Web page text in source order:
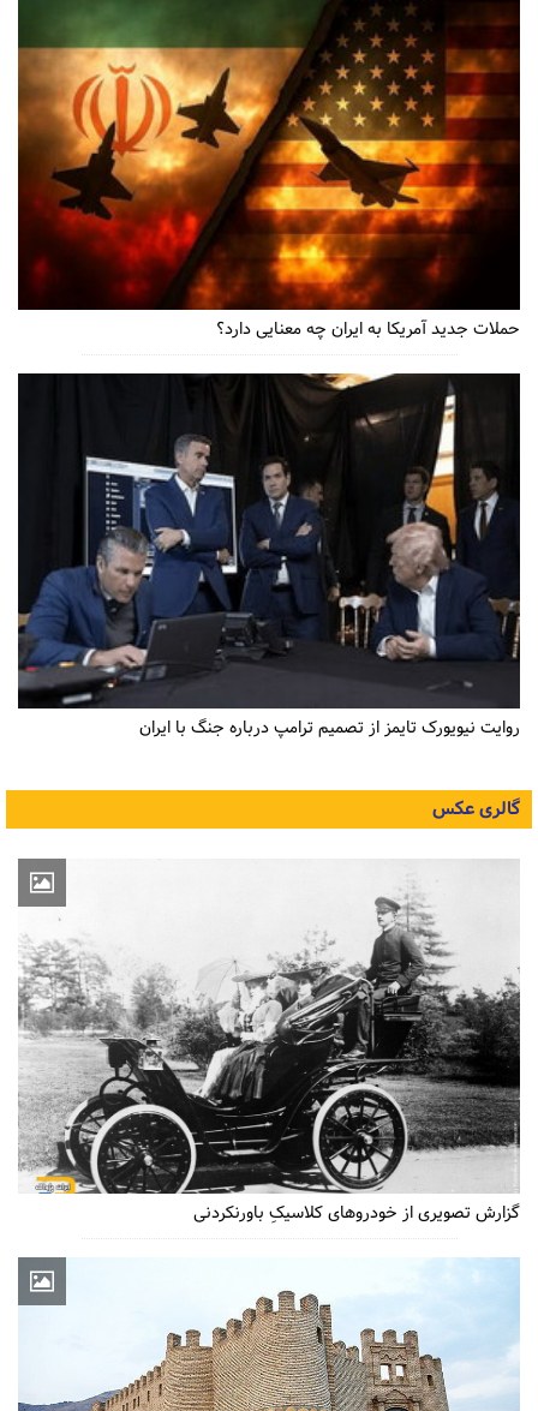
حملات جدید آمریکا به ایران چه معنایی دارد؟
روایت نیویورک تایمز از تصمیم ترامپ درباره جنگ با ایران
گالری عکس
گزارش تصویری از خودروهای کلاسیکِ باورنکردنی